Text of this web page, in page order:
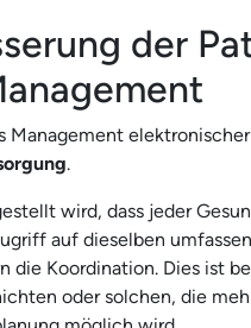
der
Management
.
wird, dass jeder
auf dieselben
die Koordination. Dies ist
oder solchen, die